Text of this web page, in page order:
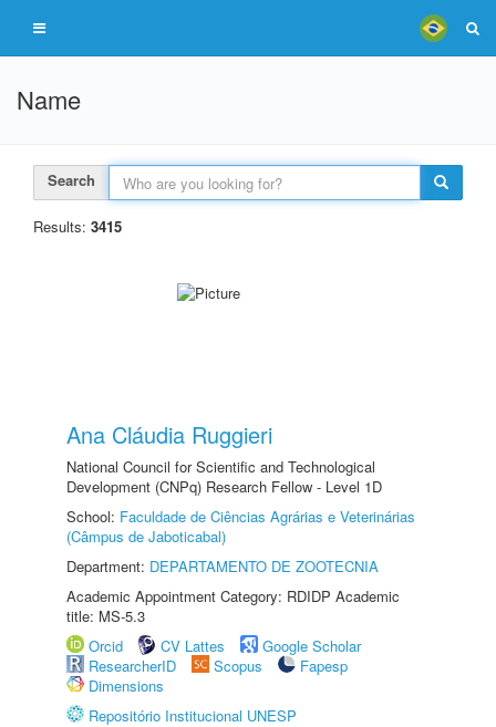
Name
Search
Results: 3415
Ana Cláudia Ruggieri
National Council for Scientific and Technological
Development (CNPq) Research Fellow - Level 1D
School: Faculdade de Ciências Agrárias e Veterinárias
(Câmpus de Jaboticabal)
Department: DEPARTAMENTO DE ZOOTECNIA
Academic Appointment Category: RDIDP Academic
title: MS-5.3
Orcid
CV Lattes
Google Scholar
ResearcherID
Scopus
Fapesp
Dimensions
Repositório Institucional UNESP